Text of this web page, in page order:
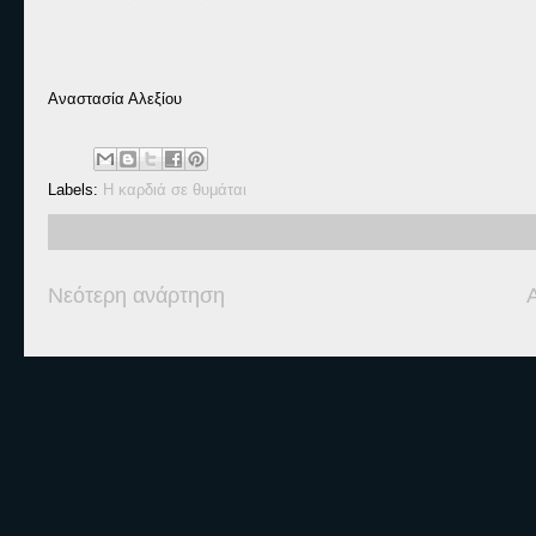
Αναστασία Αλεξίου
Labels: Η καρδιά σε θυμάται
Νεότερη ανάρτηση